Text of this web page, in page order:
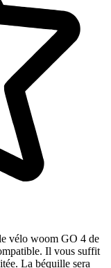
vélo woom GO 4 de
Il vous suffit
La béquille sera